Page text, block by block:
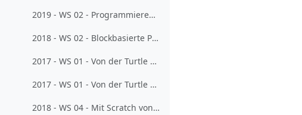
2019 - WS 02 - Programmieren mit Scratch und Co. für Lehrkräfte mit Vorerfahrungen
2018 - WS 02 - Blockbasierte Programmierung mit Scratch
2017 - WS 01 - Von der Turtle zum Computerspiel - Blockbasiertes Programmieren mit Scratch - 1
2017 - WS 01 - Von der Turtle zum Computerspiel - Blockbasiertes Programmieren mit Scratch - 2
2018 - WS 04 - Mit Scratch von der Turtle zum Computerspiel